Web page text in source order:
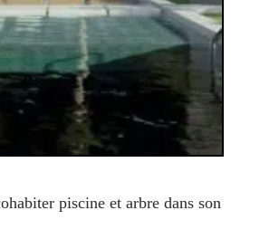
piscine et arbre dans son